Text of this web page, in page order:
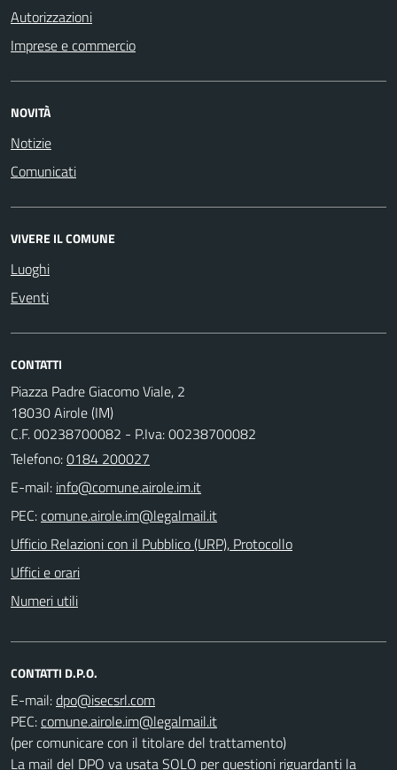
Autorizzazioni
Imprese e commercio
NOVITÀ
Notizie
Comunicati
VIVERE IL COMUNE
Luoghi
Eventi
CONTATTI
Piazza Padre Giacomo Viale, 2
18030 Airole (IM)
C.F. 00238700082 - P.Iva: 00238700082
Telefono:0184 200027
E-mail:
PEC:
Ufficio Relazioni con il Pubblico (URP), Protocollo
Uffici e orari
Numeri utili
CONTATTI D.P.O.
E-mail:
PEC:
(per comunicare con il titolare del trattamento)
La mail del DPO va usata SOLO per questioni riguardanti la